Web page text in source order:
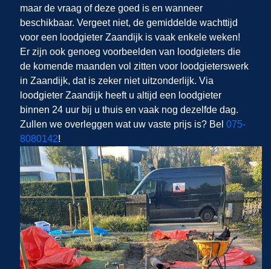
maar de vraag of deze goed is en wanneer
beschikbaar. Vergeet niet, de gemiddelde wachttijd
voor een loodgieter Zaandijk is vaak enkele weken!
Er zijn ook genoeg voorbeelden van loodgieters die
de komende maanden vol zitten voor loodgieterswerk
in Zaandijk, dat is zeker niet uitzonderlijk. Via
loodgieter Zaandijk heeft u altijd een loodgieter
binnen 24 uur bij u thuis en vaak nog dezelfde dag.
Zullen we overleggen wat uw vaste prijs is? Bel 075-
8080142!